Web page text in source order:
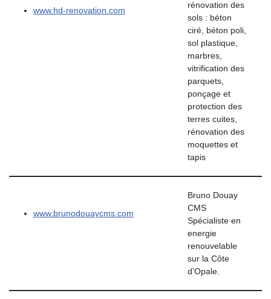
www.hd-renovation.com
rénovation des
sols : béton
ciré, béton poli,
sol plastique,
marbres,
vitrification des
parquets,
ponçage et
protection des
terres cuites,
rénovation des
moquettes et
tapis
www.brunodouaycms.com
Bruno Douay
CMS
Spécialiste en
energie
renouvelable
sur la Côte
d’Opale.